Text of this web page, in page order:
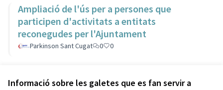
Informació sobre les galetes que es fan servir a
Ampliació de l'ús per a persones que
participen d'activitats a entitats
reconegudes per l'Ajuntament
Parkinson Sant Cugat 0 0
Veure totes les propostes retirades